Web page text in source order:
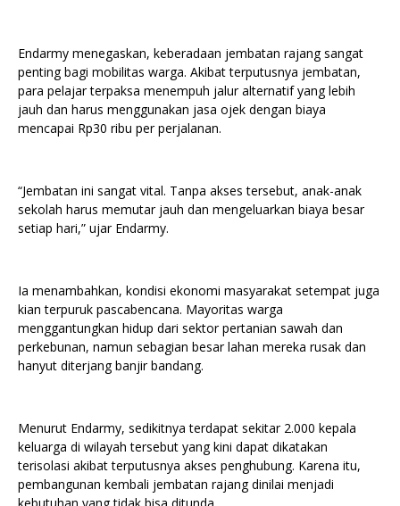
Endarmy menegaskan, keberadaan jembatan rajang sangat
penting bagi mobilitas warga. Akibat terputusnya jembatan,
para pelajar terpaksa menempuh jalur alternatif yang lebih
jauh dan harus menggunakan jasa ojek dengan biaya
mencapai Rp30 ribu per perjalanan.
“Jembatan ini sangat vital. Tanpa akses tersebut, anak-anak
sekolah harus memutar jauh dan mengeluarkan biaya besar
setiap hari,” ujar Endarmy.
Ia menambahkan, kondisi ekonomi masyarakat setempat juga
kian terpuruk pascabencana. Mayoritas warga
menggantungkan hidup dari sektor pertanian sawah dan
perkebunan, namun sebagian besar lahan mereka rusak dan
hanyut diterjang banjir bandang.
Menurut Endarmy, sedikitnya terdapat sekitar 2.000 kepala
keluarga di wilayah tersebut yang kini dapat dikatakan
terisolasi akibat terputusnya akses penghubung. Karena itu,
pembangunan kembali jembatan rajang dinilai menjadi